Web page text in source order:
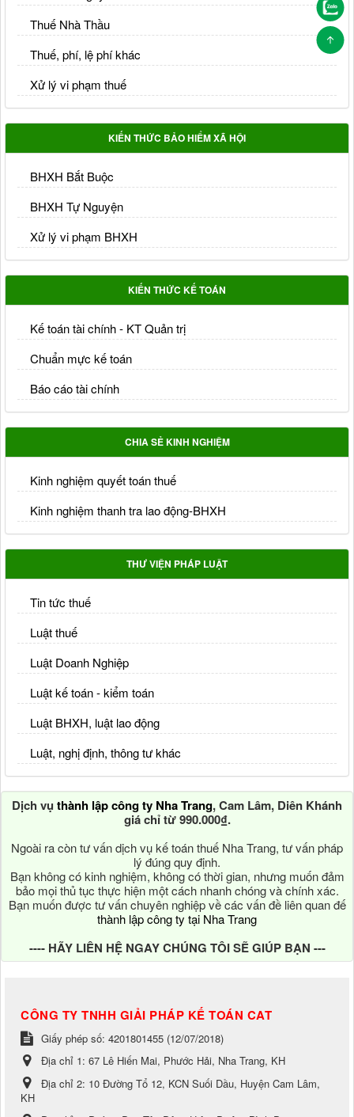
Thuế Nhà Thầu
Thuế, phí, lệ phí khác
Xử lý vi phạm thuế
KIẾN THỨC BẢO HIỂM XÃ HỘI
BHXH Bắt Buộc
BHXH Tự Nguyện
Xử lý vi phạm BHXH
KIẾN THỨC KẾ TOÁN
Kế toán tài chính - KT Quản trị
Chuẩn mực kế toán
Báo cáo tài chính
CHIA SẺ KINH NGHIỆM
Kinh nghiệm quyết toán thuế
Kinh nghiệm thanh tra lao động-BHXH
THƯ VIỆN PHÁP LUẬT
Tin tức thuế
Luật thuế
Luật Doanh Nghiệp
Luật kế toán - kiểm toán
Luật BHXH, luật lao động
Luật, nghị định, thông tư khác
Dịch vụ thành lập công ty Nha Trang, Cam Lâm, Diên Khánh
giá chỉ từ 990.000₫.
Ngoài ra còn tư vấn dịch vụ kế toán thuế Nha Trang, tư vấn pháp
lý đúng quy định.
Bạn không có kinh nghiệm, không có thời gian, nhưng muốn đảm
bảo mọi thủ tục thực hiện một cách nhanh chóng và chính xác.
Bạn muốn được tư vấn chuyên nghiệp về các vấn đề liên quan đế
thành lập công ty tại Nha Trang
---- HÃY LIÊN HỆ NGAY CHÚNG TÔI SẼ GIÚP BẠN ---
CÔNG TY TNHH GIẢI PHÁP KẾ TOÁN CAT
Giấy phép số: 4201801455 (12/07/2018)
Địa chỉ 1: 67 Lê Hiến Mai, Phước Hải, Nha Trang, KH
Địa chỉ 2: 10 Đường Tổ 12, KCN Suối Dầu, Huyện Cam Lâm,
KH